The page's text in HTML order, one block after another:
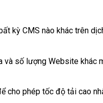
kỳ CMS nào khác trên
và số lượng Website khác
cho phép tốc độ tải cao